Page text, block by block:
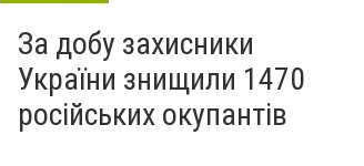
За добу захисники
України знищили 1470
російських окупантів